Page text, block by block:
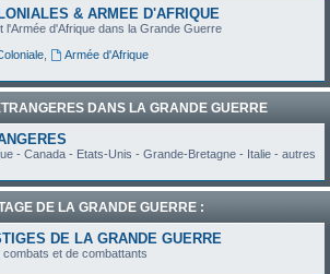
& ARMEE D'AFRIQUE
l'Armée d'Afrique dans la Grande Guerre
,
Armée d'Afrique
DANS LA GRANDE GUERRE
- Canada - Etats-Unis - Grande-Bretagne - Italie - autres
DE LA GRANDE GUERRE :
DE LA GRANDE GUERRE
et de combattants